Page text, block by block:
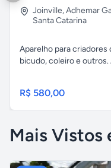
Joinville,Adhemar
Santa Catarina
Aparelho para criadores
bicudo, coleiro e outros.
R$ 580,00
Mais Vistos